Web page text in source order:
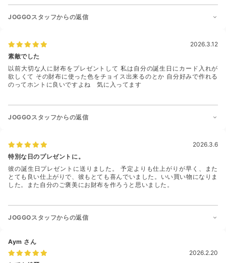
JOGGOスタッフからの返信
2026.3.12
素敵でした
以前大切な人に財布をプレゼントして 私は自分の誕生日にカード入れが
欲しくて その財布に使った色をチョイス出来るのとか 自分好みで作れる
のってホントに良いですよね 気に入ってます
JOGGOスタッフからの返信
2026.3.6
特別な日のプレゼントに。
彼の誕生日プレゼントに送りました。 予定よりも仕上がりが早く、また
とても良い仕上がりで、彼もとても喜んでいました。いい買い物になりま
した。また自分のご褒美にお財布を作ろうと思いました。
JOGGOスタッフからの返信
Aym さん
2026.2.20